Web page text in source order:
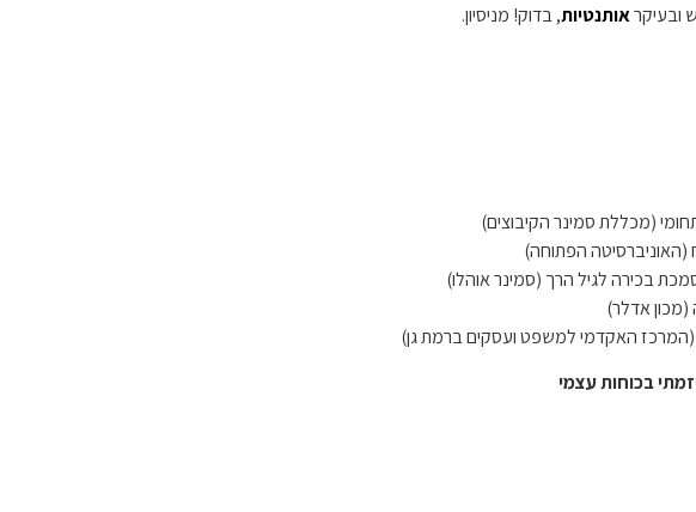
ובעיקראותנטיות, בדוק! מניסיון.
(מכללת סמינר הקיבוצים)
(האוניברסיטה הפתוחה)
בכירה לגיל הרך (סמינר אוהלו)
אדלר)
בכוחות עצמי